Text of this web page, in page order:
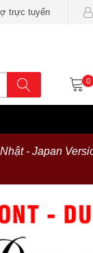
trực tuyến
0
- Japan